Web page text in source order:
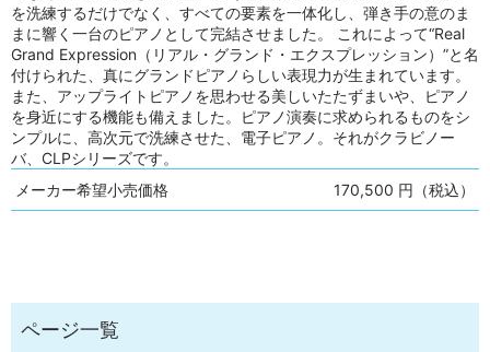
を洗練するだけでなく、すべての要素を一体化し、弾き手の意のま
まに響く一台のピアノとして完結させました。 これによって“Real
Grand Expression（リアル・グランド・エクスプレッション）”と名
付けられた、真にグランドピアノらしい表現力が生まれています。
また、アップライトピアノを思わせる美しいたたずまいや、ピアノ
を身近にする機能も備えました。ピアノ演奏に求められるものをシ
ンプルに、高次元で洗練させた、電子ピアノ。それがクラビノー
バ、CLPシリーズです。
メーカー希望小売価格
170,500 円（税込）